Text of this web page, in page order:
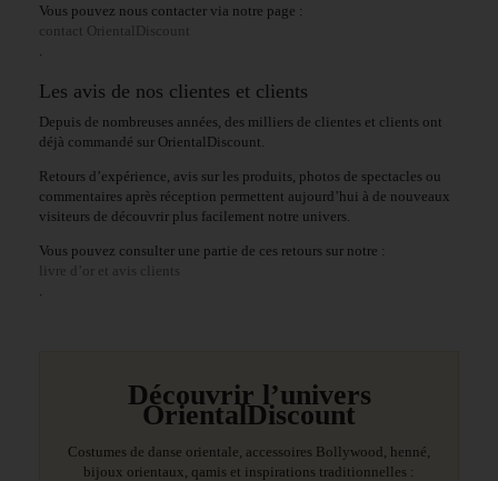
Vous pouvez nous contacter via notre page :
contact OrientalDiscount
Les avis de nos clientes et clients
Depuis de nombreuses années, des milliers de clientes et clients ont
déjà commandé sur OrientalDiscount.
Retours d’expérience, avis sur les produits, photos de spectacles ou
commentaires après réception permettent aujourd’hui à de nouveaux
visiteurs de découvrir plus facilement notre univers.
Vous pouvez consulter une partie de ces retours sur notre :
livre d’or et avis clients
Découvrir l’univers
OrientalDiscount
Costumes de danse orientale, accessoires Bollywood, henné,
bijoux orientaux, qamis et inspirations traditionnelles :